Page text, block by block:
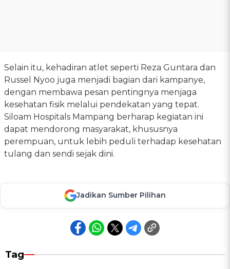
Selain itu, kehadiran atlet seperti Reza Guntara dan
Russel Nyoo juga menjadi bagian dari kampanye,
dengan membawa pesan pentingnya menjaga
kesehatan fisik melalui pendekatan yang tepat.
Siloam Hospitals Mampang berharap kegiatan ini
dapat mendorong masyarakat, khususnya
perempuan, untuk lebih peduli terhadap kesehatan
tulang dan sendi sejak dini.
Jadikan Sumber Pilihan
Tag